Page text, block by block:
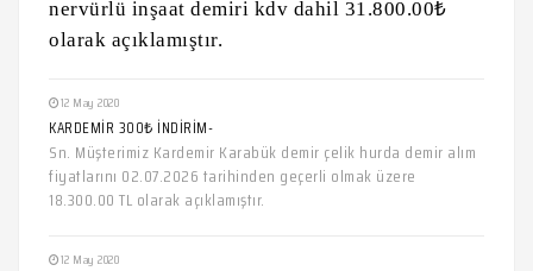
nervürlü inşaat demiri kdv dahil 31.800.00₺
olarak açıklamıştır.
12 May 2020
KARDEMİR 300₺ İNDİRİM-
Sn. Müşterimiz Kardemir Karabük demir çelik hurda demir alım
fiyatlarını 02.07.2026 tarihinden geçerli olmak üzere
18.300.00 TL olarak açıklamıştır.
12 May 2020